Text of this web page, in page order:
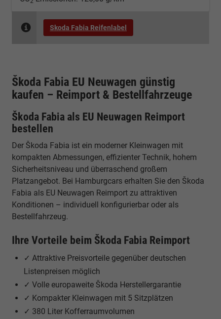
Skoda Fabia Reifenlabel
Škoda Fabia EU Neuwagen günstig
kaufen – Reimport & Bestellfahrzeuge
Škoda Fabia als EU Neuwagen Reimport
bestellen
Der Škoda Fabia ist ein moderner Kleinwagen mit
kompakten Abmessungen, effizienter Technik, hohem
Sicherheitsniveau und überraschend großem
Platzangebot. Bei Hamburgcars erhalten Sie den Škoda
Fabia als EU Neuwagen Reimport zu attraktiven
Konditionen – individuell konfigurierbar oder als
Bestellfahrzeug.
Ihre Vorteile beim Škoda Fabia Reimport
✓ Attraktive Preisvorteile gegenüber deutschen
Listenpreisen möglich
✓ Volle europaweite Škoda Herstellergarantie
✓ Kompakter Kleinwagen mit 5 Sitzplätzen
✓ 380 Liter Kofferraumvolumen